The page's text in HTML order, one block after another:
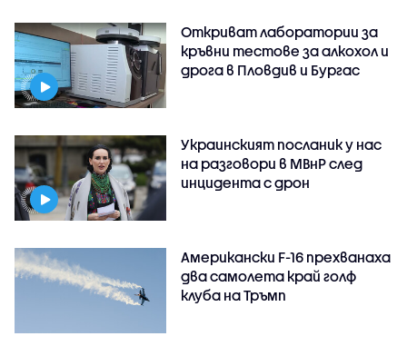
Откриват лаборатории за
кръвни тестове за алкохол и
дрога в Пловдив и Бургас
Украинският посланик у нас
на разговори в МВнР след
инцидента с дрон
Американски F-16 прехванаха
два самолета край голф
клуба на Тръмп